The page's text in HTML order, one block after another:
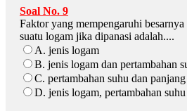
Soal No. 9
Faktor yang mempengaruhi
suatu logam jika dipanasi adalah....
A. jenis logam
B. jenis logam dan pertambahan
C. pertambahan suhu dan
D. jenis logam, pertambahan